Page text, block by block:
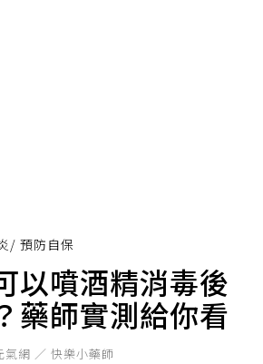
/ 預防自保
以噴酒精消毒後
藥師實測給你看
氣網 ／ 快樂小藥師